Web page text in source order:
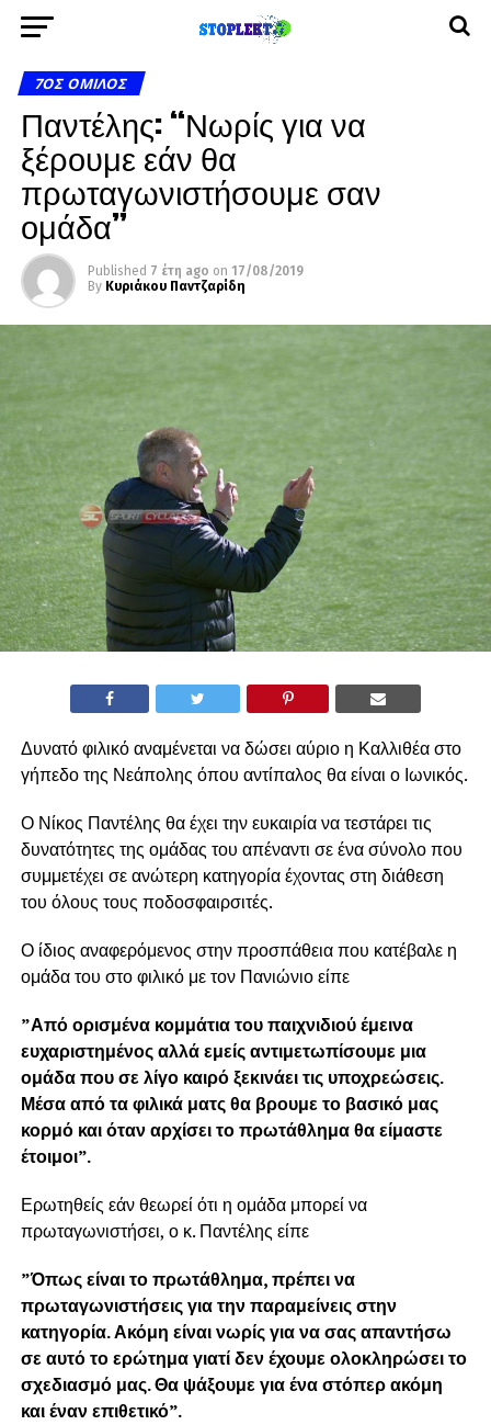
7ΟΣ ΌΜΙΛΟΣ
Παντέλης: “Νωρίς για να
ξέρουμε εάν θα
πρωταγωνιστήσουμε σαν
ομάδα”
Published 7 έτη ago on 17/08/2019
By Κυριάκου Παντζαρίδη
Δυνατό φιλικό αναμένεται να δώσει αύριο η Καλλιθέα στο
γήπεδο της Νεάπολης όπου αντίπαλος θα είναι ο Ιωνικός.
Ο Νίκος Παντέλης θα έχει την ευκαιρία να τεστάρει τις
δυνατότητες της ομάδας του απέναντι σε ένα σύνολο που
συμμετέχει σε ανώτερη κατηγορία έχοντας στη διάθεση
του όλους τους ποδοσφαιρσιτές.
Ο ίδιος αναφερόμενος στην προσπάθεια που κατέβαλε η
ομάδα του στο φιλικό με τον Πανιώνιο είπε
”Από ορισμένα κομμάτια του παιχνιδιού έμεινα
ευχαριστημένος αλλά εμείς αντιμετωπίσουμε μια
ομάδα που σε λίγο καιρό ξεκινάει τις υποχρεώσεις.
Μέσα από τα φιλικά ματς θα βρουμε το βασικό μας
κορμό και όταν αρχίσει το πρωτάθλημα θα είμαστε
έτοιμοι”.
Ερωτηθείς εάν θεωρεί ότι η ομάδα μπορεί να
πρωταγωνιστήσει, ο κ. Παντέλης είπε
”Όπως είναι το πρωτάθλημα, πρέπει να
πρωταγωνιστήσεις για την παραμείνεις στην
κατηγορία. Ακόμη είναι νωρίς για να σας απαντήσω
σε αυτό το ερώτημα γιατί δεν έχουμε ολοκληρώσει το
σχεδιασμό μας. Θα ψάξουμε για ένα στόπερ ακόμη
και έναν επιθετικό”.